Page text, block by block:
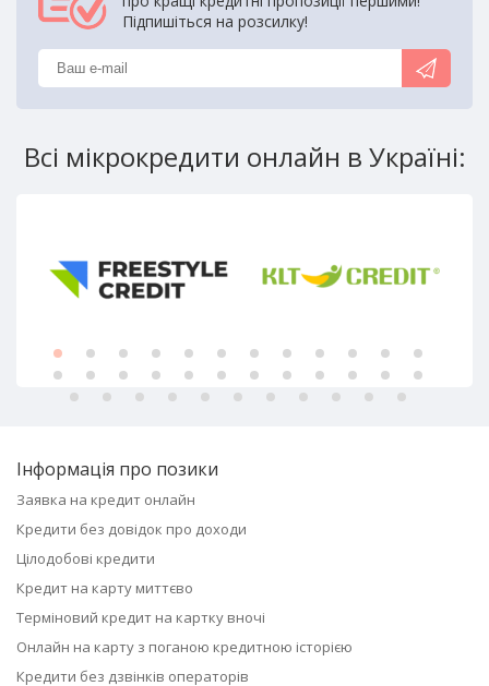
Підпишіться на розсилку!
Всі мікрокредити онлайн в Україні:
Інформація про позики
Заявка на кредит онлайн
Кредити без довідок про доходи
Цілодобові кредити
Кредит на карту миттєво
Терміновий кредит на картку вночі
Онлайн на карту з поганою кредитною історією
Кредити без дзвінків операторів